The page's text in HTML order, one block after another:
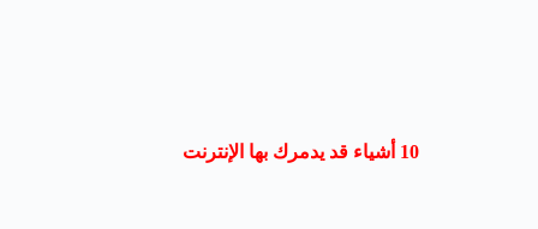
10 أشياء قد يدمرك بها الإنترنت